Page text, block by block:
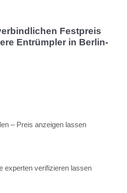
Festpreis
Entrümpler in Berlin-
– Preis anzeigen lassen
experten verifizieren lassen